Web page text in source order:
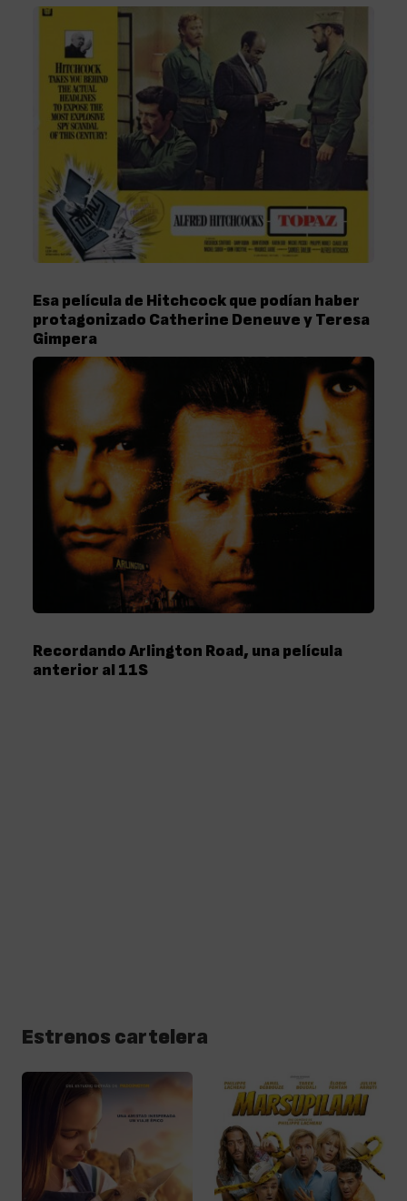
Esa película de Hitchcock que podían haber
protagonizado Catherine Deneuve y Teresa
Gimpera
Recordando Arlington Road, una película
anterior al 11S
Estrenos cartelera